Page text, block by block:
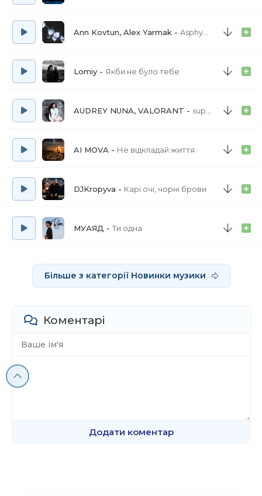
Ann Kovtun, Alex Yarmak Asphyxia
Lomiy Якби не було тебе
AUDREY NUNA, VALORANT superHuman
AI MOVA Не відкладай життя
DJKropyva Карі очі, чорні брови
МУАЯД Ти одна
Більше з категорії Новинки музики
Коментарі
Додати коментар